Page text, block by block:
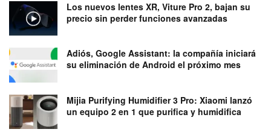
Los nuevos lentes XR, Viture Pro 2, bajan su
precio sin perder funciones avanzadas
Adiós, Google Assistant: la compañía iniciará
su eliminación de Android el próximo mes
Mijia Purifying Humidifier 3 Pro: Xiaomi lanzó
un equipo 2 en 1 que purifica y humidifica